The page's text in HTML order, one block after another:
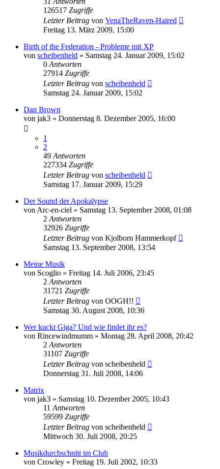
126517 Zugriffe
Letzter Beitrag von VenaTheRaven-Haired
Freitag 13. März 2009, 15:00
Birth of the Federation - Probleme mit XP
von scheibenheld » Samstag 24. Januar 2009, 15:02
0 Antworten
27914 Zugriffe
Letzter Beitrag von scheibenheld
Samstag 24. Januar 2009, 15:02
Dan Brown
von jak3 » Donnerstag 8. Dezember 2005, 16:00
1
2
49 Antworten
227334 Zugriffe
Letzter Beitrag von scheibenheld
Samstag 17. Januar 2009, 15:29
Der Sound der Apokalypse
von Arc-en-ciel » Samstag 13. September 2008, 01:08
2 Antworten
32926 Zugriffe
Letzter Beitrag von Kjolborn Hammerkopf
Samstag 13. September 2008, 13:54
Meine Musik
von Scoglio » Freitag 14. Juli 2006, 23:45
2 Antworten
31721 Zugriffe
Letzter Beitrag von OOGH!!
Samstag 30. August 2008, 10:36
Wer kuckt Giga? Und wie findet ihr es?
von Rincewindmumm » Montag 28. April 2008, 20:42
2 Antworten
31107 Zugriffe
Letzter Beitrag von scheibenheld
Donnerstag 31. Juli 2008, 14:06
Matrix
von jak3 » Samstag 10. Dezember 2005, 10:43
11 Antworten
59599 Zugriffe
Letzter Beitrag von scheibenheld
Mittwoch 30. Juli 2008, 20:25
Musikdurchschnitt im Club
von Crowley » Freitag 19. Juli 2002, 10:33